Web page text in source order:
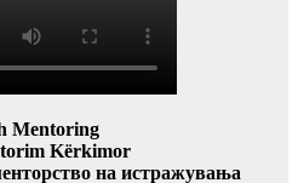
Mentoring
Kërkimor
на истражувања